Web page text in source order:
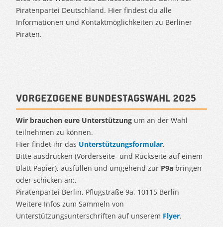
Piratenpartei Deutschland. Hier findest du alle
Informationen und Kontaktmöglichkeiten zu Berliner
Piraten.
Vorgezogene Bundestagswahl 2025
Wir brauchen eure Unterstützung um an der Wahl
teilnehmen zu können.
Hier findet ihr das Unterstützungsformular.
Bitte ausdrucken (Vorderseite- und Rückseite auf einem
Blatt Papier), ausfüllen und umgehend zur P9a bringen
oder schicken an:.
Piratenpartei Berlin, Pflugstraße 9a, 10115 Berlin
Weitere Infos zum Sammeln von
Unterstützungsunterschriften auf unserem Flyer.